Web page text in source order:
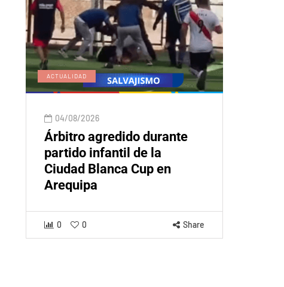
ACTUALIDAD
04/08/2026
Árbitro agredido durante
partido infantil de la
Ciudad Blanca Cup en
Arequipa
0 0 Share